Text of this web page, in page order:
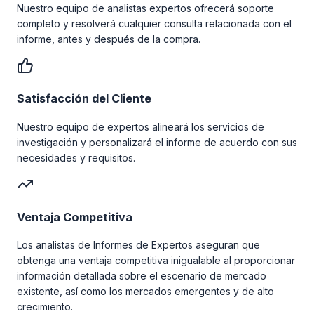
Nuestro equipo de analistas expertos ofrecerá soporte
completo y resolverá cualquier consulta relacionada con el
informe, antes y después de la compra.
Satisfacción del Cliente
Nuestro equipo de expertos alineará los servicios de
investigación y personalizará el informe de acuerdo con sus
necesidades y requisitos.
Ventaja Competitiva
Los analistas de Informes de Expertos aseguran que
obtenga una ventaja competitiva inigualable al proporcionar
información detallada sobre el escenario de mercado
existente, así como los mercados emergentes y de alto
crecimiento.